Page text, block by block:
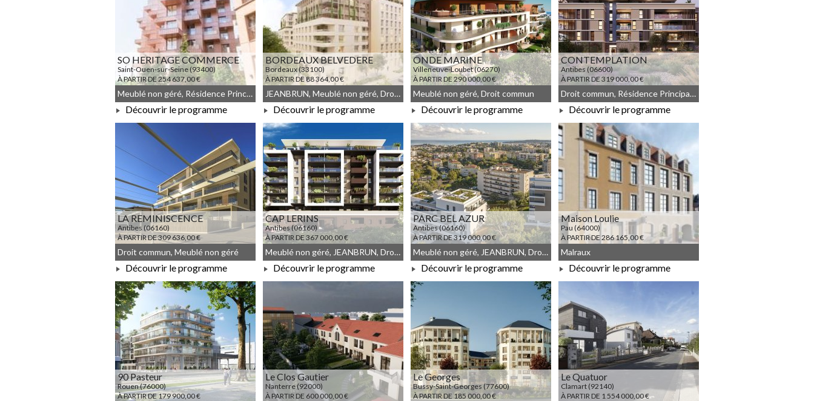
SO HERITAGE COMMERCE
Saint-Ouen-sur-Seine (93400)
À PARTIR DE 254 637,00 €
À PARTIR DE 254 637,00 €
Meublé non géré, Résidence Principale, Droit commun
Découvrir le programme
BORDEAUX BELVEDERE
Bordeaux (33100)
À PARTIR DE 88 364,00 €
À PARTIR DE 88 364,00 €
JEANBRUN, Meublé non géré, Droit commun, Démembrement, LLI_JEANBRUN, LLI
Découvrir le programme
ONDE MARINE
Villeneuve-Loubet (06270)
À PARTIR DE 290 000,00 €
À PARTIR DE 290 000,00 €
Meublé non géré, Droit commun
Découvrir le programme
CONTEMPLATION
Antibes (06600)
À PARTIR DE 319 000,00 €
À PARTIR DE 319 000,00 €
Droit commun, Résidence Principale, Meublé non géré
Découvrir le programme
LA REMINISCENCE
Antibes (06160)
À PARTIR DE 309 636,00 €
À PARTIR DE 309 636,00 €
Droit commun, Meublé non géré
Découvrir le programme
CAP LERINS
Antibes (06160)
À PARTIR DE 367 000,00 €
À PARTIR DE 367 000,00 €
Meublé non géré, JEANBRUN, Droit commun
Découvrir le programme
PARC BEL AZUR
Antibes (06160)
À PARTIR DE 319 000,00 €
Meublé non géré, JEANBRUN, Droit commun
Découvrir le programme
Maison Loulie
Pau (64000)
À PARTIR DE 286 165,00 €
À PARTIR DE 286 165,00 €
Malraux
Découvrir le programme
90 Pasteur
Rouen (76000)
À PARTIR DE 179 900,00 €
Le Clos Gautier
Nanterre (92000)
À PARTIR DE 600 000,00 €
Le Georges
Bussy-Saint-Georges (77600)
À PARTIR DE 185 000,00 €
Le Quatuor
Clamart (92140)
À PARTIR DE 1 554 000,00 €